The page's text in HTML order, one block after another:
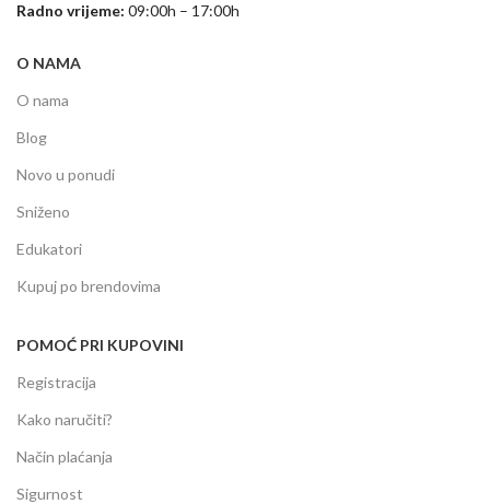
Radno vrijeme: 09:00h – 17:00h
O NAMA
O nama
Blog
Novo u ponudi
Sniženo
Edukatori
Kupuj po brendovima
POMOĆ PRI KUPOVINI
Registracija
Kako naručiti?
Način plaćanja
Sigurnost